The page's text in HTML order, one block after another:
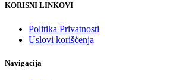
KORISNI LINKOVI
Politika Privatnosti
Uslovi korišćenja
Navigacija